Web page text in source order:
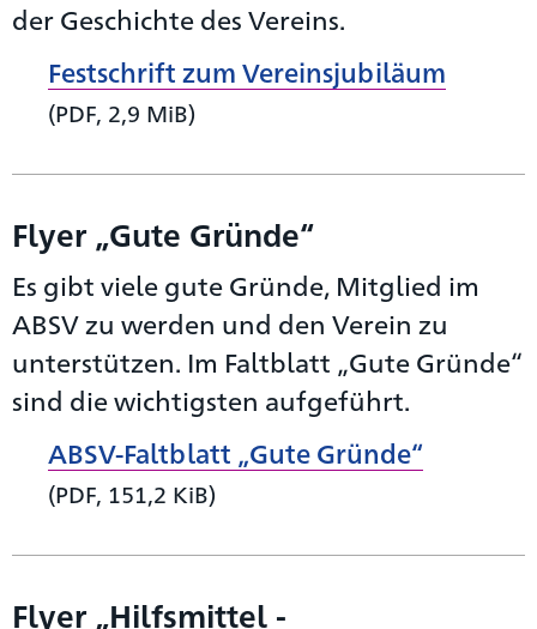
der Geschichte des Vereins.
Festschrift zum Vereinsjubiläum
(PDF, 2,9 MiB)
Flyer „Gute Gründe“
Es gibt viele gute Gründe, Mitglied im
ABSV zu werden und den Verein zu
unterstützen. Im Faltblatt „Gute Gründe“
sind die wichtigsten aufgeführt.
ABSV-Faltblatt „Gute Gründe“
(PDF, 151,2 KiB)
Flyer „Hilfsmittel -